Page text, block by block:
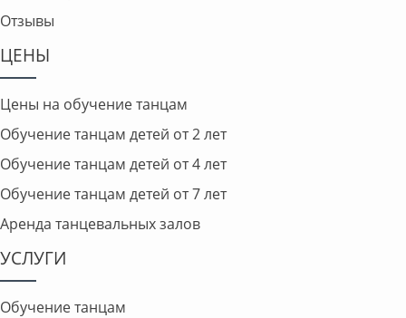
Отзывы
ЦЕНЫ
Цены на обучение танцам
Обучение танцам детей от 2 лет
Обучение танцам детей от 4 лет
Обучение танцам детей от 7 лет
Аренда танцевальных залов
УСЛУГИ
Обучение танцам